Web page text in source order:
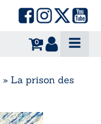
0
» La prison des